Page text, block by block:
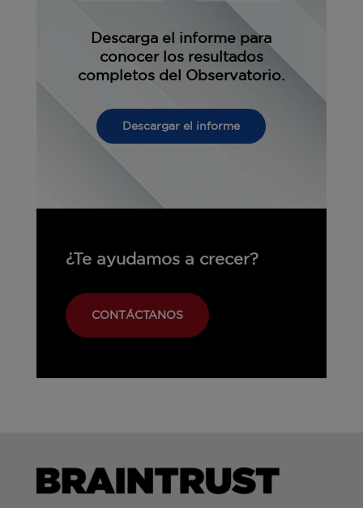
Descarga el informe para
conocer los resultados
completos del Observatorio.
Descargar el informe
¿Te ayudamos a crecer?
CONTÁCTANOS